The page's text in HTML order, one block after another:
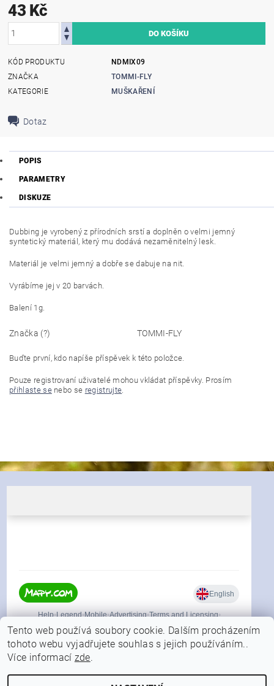
43 Kč
KÓD PRODUKTU
NDMIX09
ZNAČKA
TOMMI-FLY
KATEGORIE
MUŠKAŘENÍ
Dotaz
POPIS
PARAMETRY
DISKUZE
Dubbing je vyrobený z přírodních srstí a doplněn o velmi jemný
syntetický materiál, který mu dodává nezaměnitelný lesk.
Materiál je velmi jemný a dobře se dabuje na nit.
Vyrábíme jej v 20 barvách.
Balení 1g.
Značka (?) TOMMI-FLY
Buďte první, kdo napíše příspěvek k této položce.
Pouze registrovaní uživatelé mohou vkládat příspěvky. Prosím
přihlaste senebo se registrujte.
Tento web používá soubory cookie. Dalším procházením
tohoto webu vyjadřujete souhlas s jejich používáním..
Více informací zde.